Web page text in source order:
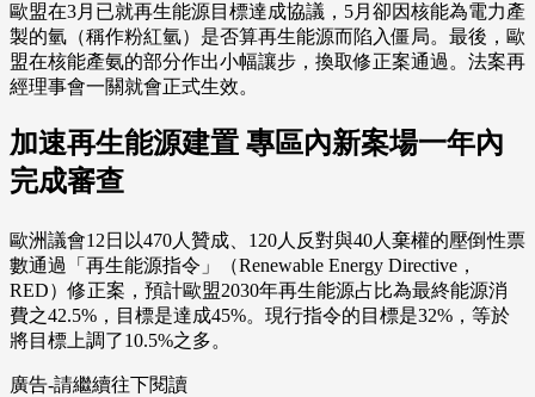
歐盟在3月已就再生能源目標達成協議，5月卻因核能為電力產
製的氫（稱作粉紅氫）是否算再生能源而陷入僵局。最後，歐
盟在核能產氨的部分作出小幅讓步，換取修正案通過。法案再
經理事會一關就會正式生效。
加速再生能源建置 專區內新案場一年內
完成審查
歐洲議會12日以470人贊成、120人反對與40人棄權的壓倒性票
數通過「再生能源指令」（Renewable Energy Directive，
RED）修正案，預計歐盟2030年再生能源占比為最終能源消
費之42.5%，目標是達成45%。現行指令的目標是32%，等於
將目標上調了10.5%之多。
廣告-請繼續往下閱讀